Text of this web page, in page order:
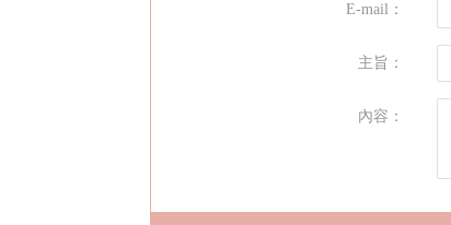
E-mail：
主旨：
內容：